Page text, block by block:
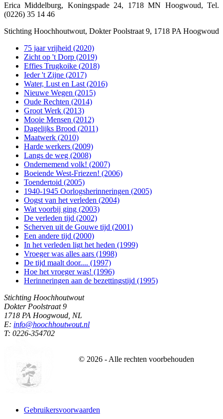
Erica Middelburg, Koningspade 24, 1718 MN Hoogwoud, Tel.
(0226) 35 14 46
Stichting Hoochhoutwout, Dokter Poolstraat 9, 1718 PA Hoogwoud
75 jaar vrijheid (2020)
Zicht op 't Dorp (2019)
Effies Trugkoike (2018)
Ieder 't Zijne (2017)
Water, Lust en Last (2016)
Nieuwe Wegen (2015)
Oude Rechten (2014)
Groot Werk (2013)
Mooie Mensen (2012)
Dagelijks Brood (2011)
Maatwerk (2010)
Harde werkers (2009)
Langs de weg (2008)
Ondernemend volk! (2007)
Boeiende West-Friezen! (2006)
Toendertoid (2005)
1940-1945 Oorlogsherinneringen (2005)
Oogst van het verleden (2004)
Wat voorbij ging (2003)
De verleden tijd (2002)
Scherven uit de Gouwe tijd (2001)
Een andere tijd (2000)
In het verleden ligt het heden (1999)
Vroeger was alles aars (1998)
De tijd maalt door.... (1997)
Hoe het vroeger was! (1996)
Herinneringen aan de bezettingstijd (1995)
Stichting Hoochhoutwout
Dokter Poolstraat 9
1718 PA Hoogwoud, NL
E: info@hoochhoutwout.nl
T: 0226-354702
© 2026 - Alle rechten voorbehouden
Gebruikersvoorwaarden